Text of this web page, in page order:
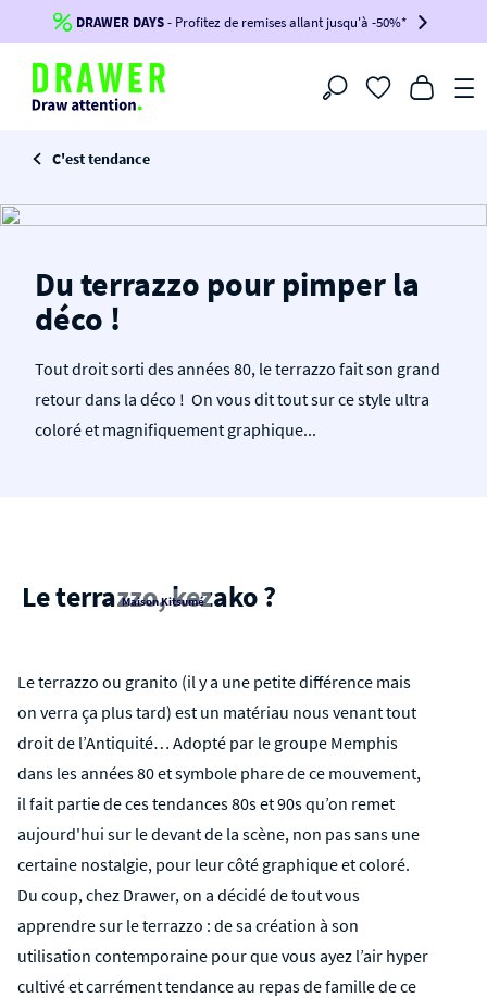
Jusqu'à-100€*sur votre commande !
BIKINI100
-voir conditions en bas de page-
DRAWER DAYS- Profitez de remises allant jusqu'à -50%*
Filtrer
C'est tendance
Du terrazzo pour pimper la
déco !
Tout droit sorti des années 80, le terrazzo fait son grand
retour dans la déco ! On vous dit tout sur ce style ultra
coloré et magnifiquement graphique...
Le terrazzo, kezako ?
Maison Kitsumé
Le terrazzo ou granito (il y a une petite différence mais
on verra ça plus tard) est un matériau nous venant tout
droit de l’Antiquité… Adopté par le groupe Memphis
dans les années 80 et symbole phare de ce mouvement,
il fait partie de ces tendances 80s et 90s qu’on remet
aujourd'hui sur le devant de la scène, non pas sans une
certaine nostalgie, pour leur côté graphique et coloré.
Du coup, chez Drawer, on a décidé de tout vous
apprendre sur le terrazzo : de sa création à son
utilisation contemporaine pour que vous ayez l’air hyper
cultivé et carrément tendance au repas de famille de ce